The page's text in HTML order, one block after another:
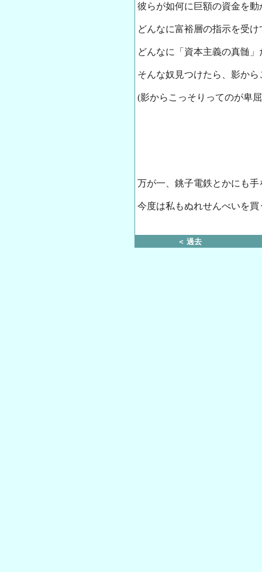
彼らが如何に巨額の資金を
どんなに富裕層の指示を受
どんなに「資本主義の真髄」
そんな奴見つけたら、影か
(影からこっそりってのが卑
万が一、銚子電鉄とかにも
今度は私もぬれせんべいを買
＜ 過去